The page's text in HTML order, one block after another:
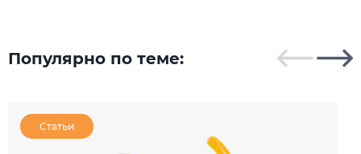
Популярно по теме:
Статьи